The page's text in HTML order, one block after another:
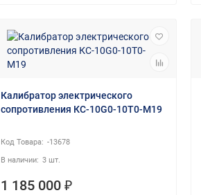
Калибратор электрического
сопротивления КС-10G0-10T0-М19
-13678
3 шт.
1 185 000 ₽